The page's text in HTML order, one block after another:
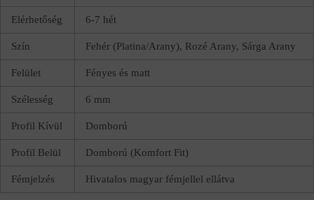
Elérhetőség 6-7 hét
Szín Fehér (Platina/Arany), Rozé Arany, Sárga Arany
Felület Fényes és matt
Szélesség 6 mm
Profil Kívül Domború
Profil Belül Domború (Komfort Fit)
Fémjelzés Hivatalos magyar fémjellel ellátva